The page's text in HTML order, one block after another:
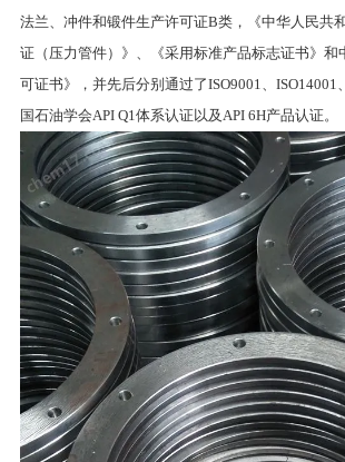
法兰、冲件和锻件生产许可证B类，《中华人民共
证（压力管件）》、《采用标准产品标志证书》和
可证书》，并先后分别通过了ISO9001、ISO14001
国石油学会API Q1体系认证以及API 6H产品认证。